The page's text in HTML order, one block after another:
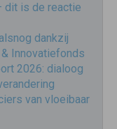
dit is de reactie
dankzij
Innovatiefonds
2026: dialoog
van vloeibaar